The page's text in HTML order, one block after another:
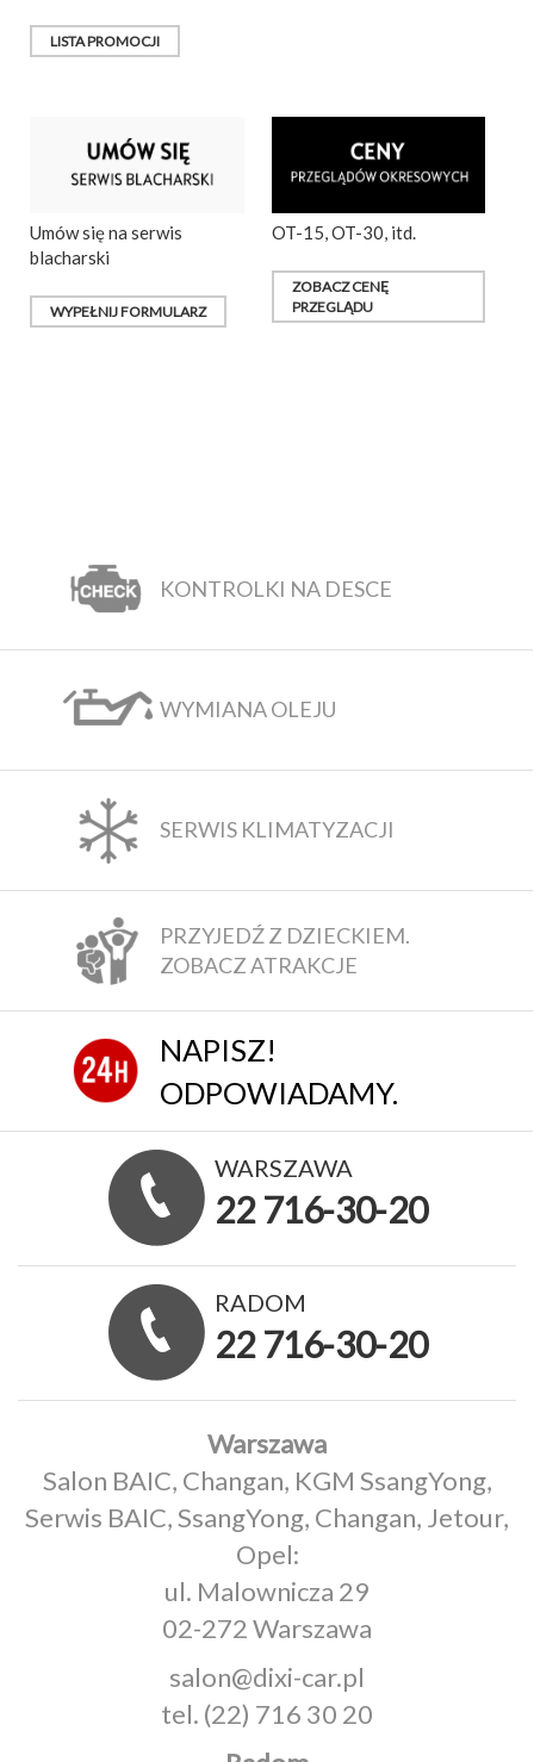
LISTA PROMOCJI
Umów się na serwis
blacharski
WYPEŁNIJ FORMULARZ
OT-15, OT-30, itd.
ZOBACZ CENĘ
PRZEGLĄDU
KONTROLKI NA DESCE
WYMIANA OLEJU
SERWIS KLIMATYZACJI
PRZYJEDŹ Z DZIECKIEM.
ZOBACZ ATRAKCJE
NAPISZ!
ODPOWIADAMY.
WARSZAWA
22 716-30-20
RADOM
22 716-30-20
Warszawa
Salon BAIC, Changan, KGM SsangYong,
Serwis BAIC, SsangYong, Changan, Jetour,
Opel:
ul. Malownicza 29
02-272 Warszawa
salon@dixi-car.pl
tel. (22) 716 30 20